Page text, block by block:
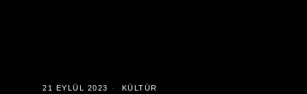
21 EYLÜL 2023 KÜLTÜR